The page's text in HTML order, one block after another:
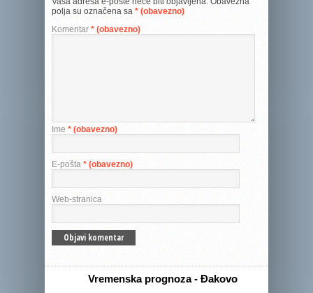
polja su označena sa * (obavezno)
Komentar * (obavezno)
Ime * (obavezno)
E-pošta * (obavezno)
Web-stranica
Vremenska prognoza - Đakovo